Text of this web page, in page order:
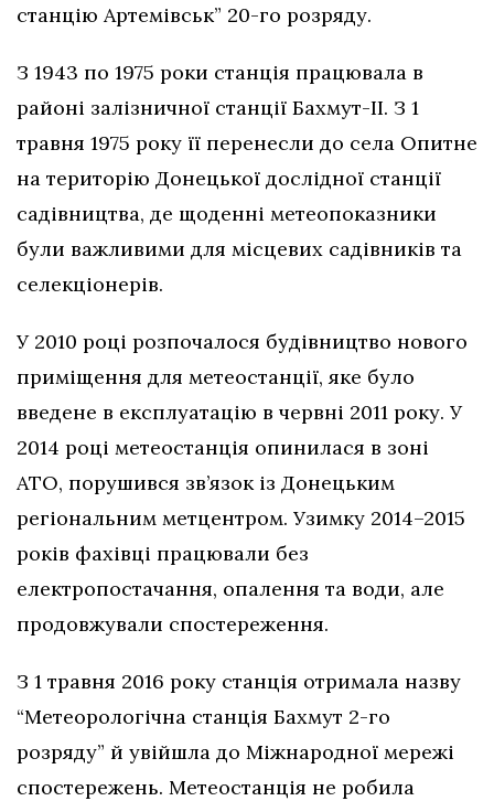
станцію Артемівськ” 20-го розряду.
З 1943 по 1975 роки станція працювала в
районі залізничної станції Бахмут-II. З 1
травня 1975 року її перенесли до села Опитне
на територію Донецької дослідної станції
садівництва, де щоденні метеопоказники
були важливими для місцевих садівників та
селекціонерів.
У 2010 році розпочалося будівництво нового
приміщення для метеостанції, яке було
введене в експлуатацію в червні 2011 року. У
2014 році метеостанція опинилася в зоні
АТО, порушився зв’язок із Донецьким
регіональним метцентром. Узимку 2014–2015
років фахівці працювали без
електропостачання, опалення та води, але
продовжували спостереження.
З 1 травня 2016 року станція отримала назву
“Метеорологічна станція Бахмут 2-го
розряду” й увійшла до Міжнародної мережі
спостережень. Метеостанція не робила